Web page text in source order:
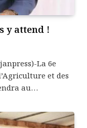
y attend !
La 6e
et des
au…